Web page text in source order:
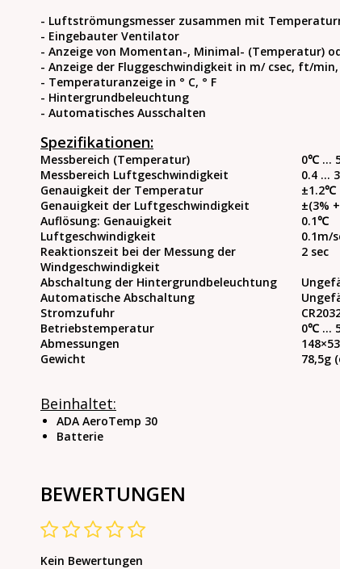
- Luftströmungsmesser zusammen mit
- Eingebauter Ventilator
- Anzeige von Momentan-, Minimal- (Temperatur)
- Anzeige der Fluggeschwindigkeit in m/ сsec, ft/
- Temperaturanzeige in ° С, ° F
- Hintergrundbeleuchtung
- Automatisches Ausschalten
Spezifikationen:
Messbereich (Temperatur)
0℃ ...
Messbereich Luftgeschwindigkeit
0.4 ...
Genauigkeit der Temperatur
±1.2℃
Genauigkeit der Luftgeschwindigkeit
±(3%
Auflösung: Genauigkeit
0.1℃
Luftgeschwindigkeit
0.1m/
Reaktionszeit bei der Messung der
Windgeschwindigkeit
2 sec
Abschaltung der Hintergrundbeleuchtung
Automatische Abschaltung
Stromzufuhr
Betriebstemperatur
0℃ ...
Abmessungen
Gewicht
78,5g
Beinhaltet:
ADA AeroTemp 30
Batterie
BEWERTUNGEN
Kein Bewertungen